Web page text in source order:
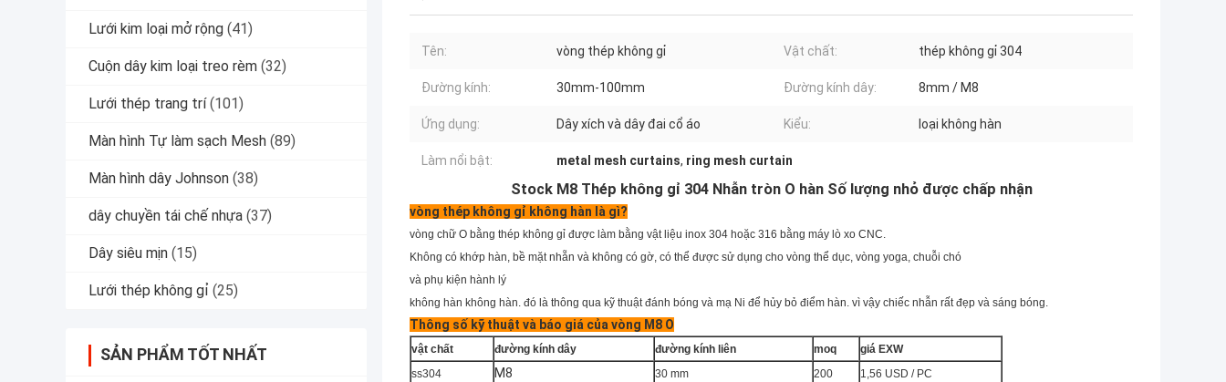
Lưới kim loại mở rộng (41)
Cuộn dây kim loại treo rèm (32)
Lưới thép trang trí (101)
Màn hình Tự làm sạch Mesh (89)
Màn hình dây Johnson (38)
dây chuyền tái chế nhựa (37)
Dây siêu mịn (15)
Lưới thép không gỉ (25)
SẢN PHẨM TỐT NHẤT
Tên: vòng thép không gỉ Vật chất: thép không gỉ 304
Đường kính: 30mm-100mm Đường kính dây: 8mm / M8
Ứng dụng: Dây xích và dây đai cổ áo Kiểu: loại không hàn
Làm nổi bật: metal mesh curtains, ring mesh curtain
Stock M8 Thép không gỉ 304 Nhẫn tròn O hàn Số lượng nhỏ được chấp nhận
vòng thép không gỉ không hàn là gì?
vòng chữ O bằng thép không gỉ được làm bằng vật liệu inox 304 hoặc 316 bằng máy lò xo CNC.
Không có khớp hàn, bề mặt nhẵn và không có gờ, có thể được sử dụng cho vòng thể dục, vòng yoga, chuỗi chó
và phụ kiện hành lý
không hàn không hàn. đó là thông qua kỹ thuật đánh bóng và mạ Ni để hủy bỏ điểm hàn. vì vậy chiếc nhẫn rất đẹp và sáng bóng.
Thông số kỹ thuật và báo giá của vòng M8 O
vật chất đường kính dây đường kính liên moq
giá EXW
ss304
M8 30 mm 200
1,56 USD / PC